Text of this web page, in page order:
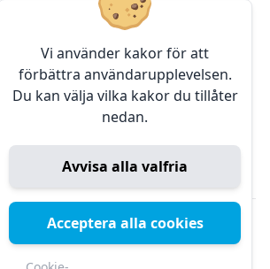
Vi använder kakor för att
förbättra användarupplevelsen.
Du kan välja vilka kakor du tillåter
nedan.
Avvisa alla valfria
Acceptera alla cookies
Server & Backup
Kameraövervakning
Konferens & Public Display
Sälja elektronik